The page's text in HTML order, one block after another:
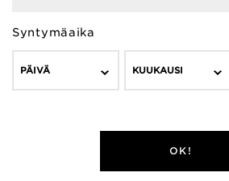
SKIN
Syntymäaika
PÄIVÄ KUUKAUSI
OK!